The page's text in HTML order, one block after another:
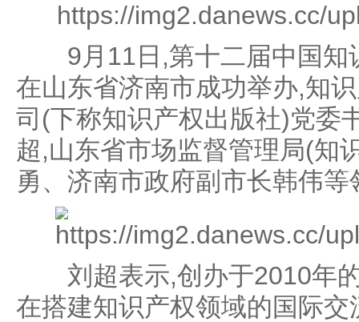
9月11日,第十二届中国知
在山东省济南市成功举办,知
司(下称知识产权出版社)党委
超,山东省市场监督管理局(知
勇、济南市政府副市长韩伟
刘超表示,创办于2010年的
在搭建知识产权领域的国际